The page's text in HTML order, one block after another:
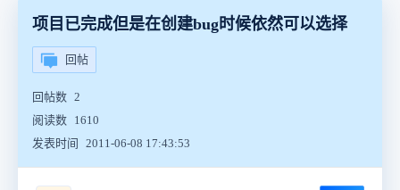
项目已完成但是在创建bug时候依然可以选择
回帖
回帖数 2
阅读数 1610
发表时间
2011-06-08 17:43:53